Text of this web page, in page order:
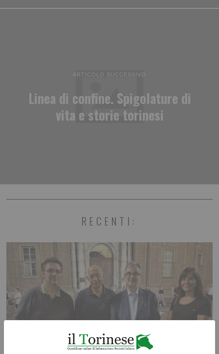
ARTICOLO SUCCESSIVO
Linea di confine. Spigolature di
vita e storie torinesi
RECENTI: